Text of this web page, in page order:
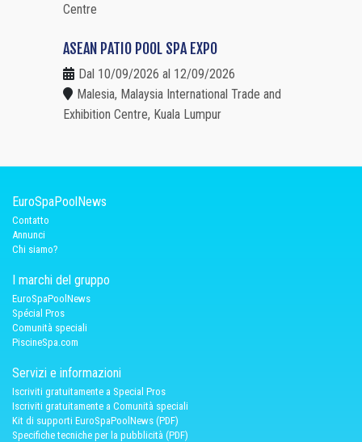
Centre
ASEAN PATIO POOL SPA EXPO
Dal 10/09/2026 al 12/09/2026
Malesia, Malaysia International Trade and
Exhibition Centre, Kuala Lumpur
EuroSpaPoolNews
Contatto
Annunci
Chi siamo?
I marchi del gruppo
EuroSpaPoolNews
Spécial Pros
Comunità speciali
PiscineSpa.com
Servizi e informazioni
Iscriviti gratuitamente a Special Pros
Iscriviti gratuitamente a Comunità speciali
Kit di supporti EuroSpaPoolNews (PDF)
Specifiche tecniche per la pubblicità (PDF)